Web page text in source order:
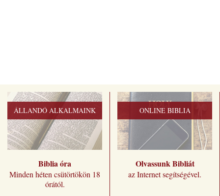
ÁLLANDÓ ALKALMAINK
Biblia óra
Minden héten csütörtökön 18
órától.
ONLINE BIBLIA
Olvassunk Bibliát
az Internet segítségével.